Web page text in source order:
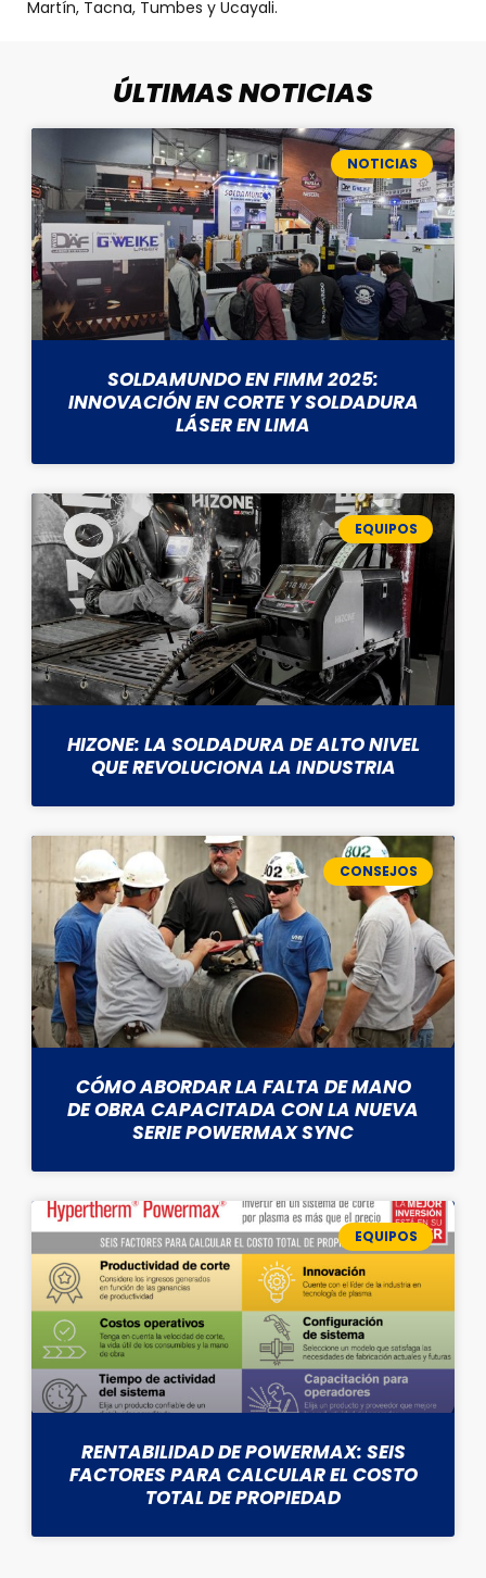
Martín, Tacna, Tumbes y Ucayali.
ÚLTIMAS NOTICIAS
NOTICIAS
SOLDAMUNDO EN FIMM 2025:
INNOVACIÓN EN CORTE Y SOLDADURA
LÁSER EN LIMA
EQUIPOS
HIZONE: LA SOLDADURA DE ALTO NIVEL
QUE REVOLUCIONA LA INDUSTRIA
CONSEJOS
CÓMO ABORDAR LA FALTA DE MANO
DE OBRA CAPACITADA CON LA NUEVA
SERIE POWERMAX SYNC
EQUIPOS
RENTABILIDAD DE POWERMAX: SEIS
FACTORES PARA CALCULAR EL COSTO
TOTAL DE PROPIEDAD